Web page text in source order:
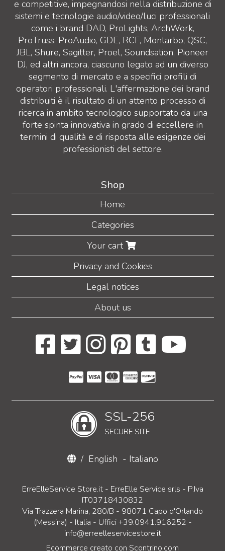
e competitive, impegnandosi nella distribuzione di
sistemi e tecnologie audio/video/luci professionali
come i brand DAD, ProLights, ArchWork,
ProTruss, ProAudio, GDE, RCF, Montarbo, QSC,
JBL, Shure, Sagitter, Proel, Soundsation, Pioneer
DJ, ed altri ancora, ciascuno legato ad un diverso
segmento di mercato e a specifici profili di
operatori professionali. L'affermazione dei brand
distribuiti è il risultato di un attento processo di
ricerca in ambito tecnologico supportato da una
forte spinta innovativa in grado di eccellere in
termini di qualità e di risposta alle esigenze dei
professionisti del settore.
Shop
Home
Categories
Your cart
Privacy and Cookies
Legal notices
About us
SSL-256
SECURE SITE
/ English - Italiano
ErreElleService Store.it - ErreElle Service srls - P.Iva
IT03718430832
Via Trazzera Marina, 280/B - 98071 Capo d'Orlando
(Messina) - Italia - Uffici +39.0941.916252 -
info@erreelleservicestore.it
Ecommerce creato con Scontrino.com